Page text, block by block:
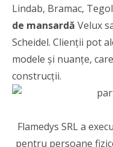
Lindab, Bramac,
de mansardă Velux
Scheidel. Clienții pot
modele și nuanțe,
construcții.
Flamedys SRL a
pentru persoane